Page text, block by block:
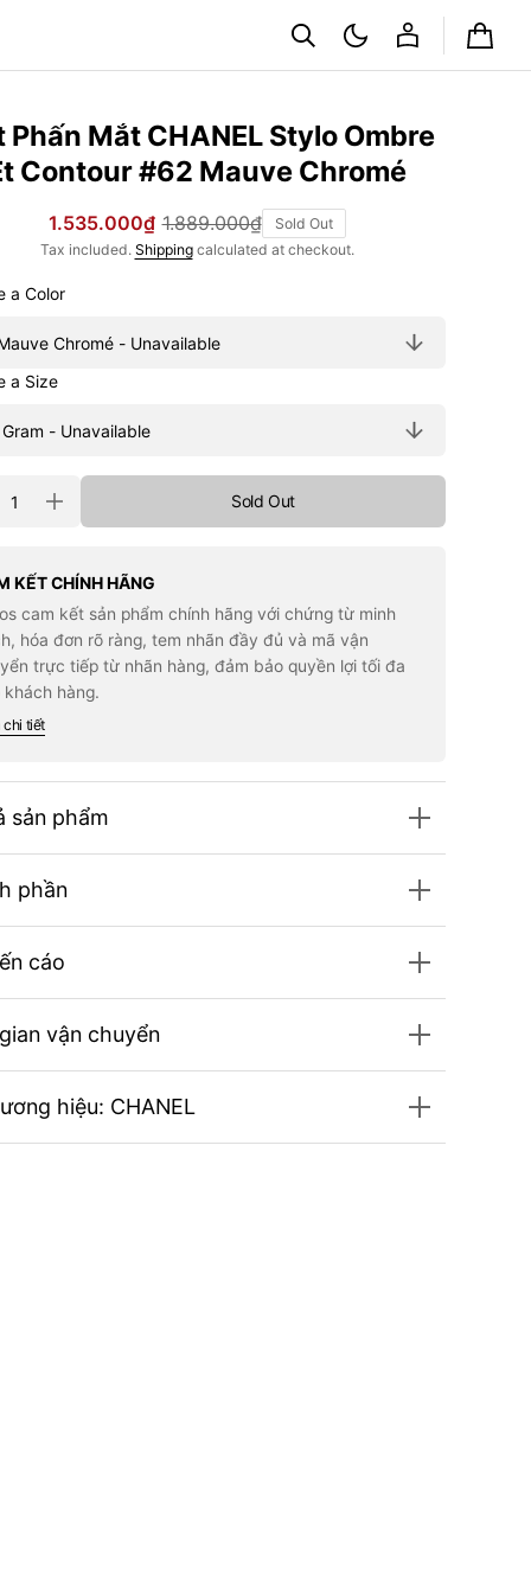
Cart
Phấn Mắt CHANEL Stylo Ombre
Contour #62 Mauve Chromé
Sale
1.535.000₫
Regular
1.889.000₫
Sold Out
Tax included. Shippingcalculated at checkout.
Choose a Color
Choose a Size
Increase
quantity
Phấn
CHANEL
Stylo
Ombre
Et
Contour
#62
Sold Out
KẾT CHÍNH HÃNG
cam kết sản phẩm chính hãng với chứng từ minh
hóa đơn rõ ràng, tem nhãn đầy đủ và mã vận
trực tiếp từ nhãn hàng, đảm bảo quyền lợi tối đa
khách hàng.
chi tiết
sản phẩm
phần
cáo
vận chuyển
hiệu: CHANEL